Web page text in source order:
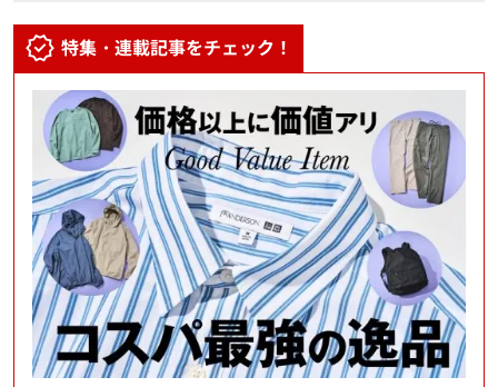
特集・連載記事をチェック！